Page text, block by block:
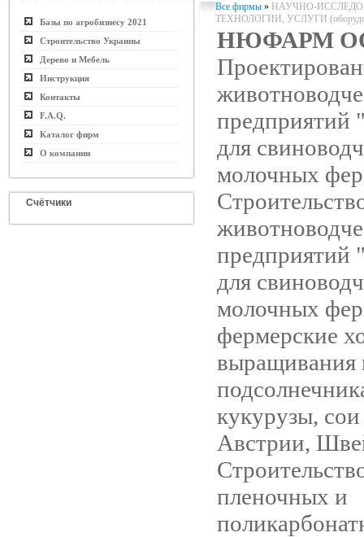
Базы по агробизнесу 2021
Строительство Украины
Дерево и Мебель
Инструкция
Контакты
F.A.Q.
Каталог фирм
О компании
Счётчики
Все фирмы » НАУЧНО-
ТЕХНОЛОГИИ, УСЛУГИ
НЮФАРМ
предприятий
для
молочных
предприятий
для
молочных
фермерские
выращивания
кукурузы,
Австрии,
пленочных и